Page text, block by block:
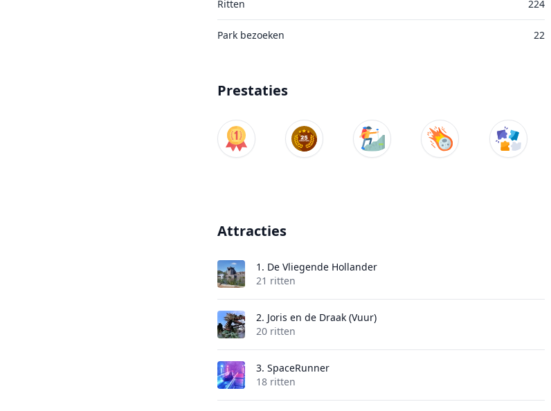
Ritten 224
Park bezoeken 22
Prestaties
Attracties
1. De Vliegende Hollander
21 ritten
2. Joris en de Draak (Vuur)
20 ritten
3. SpaceRunner
18 ritten